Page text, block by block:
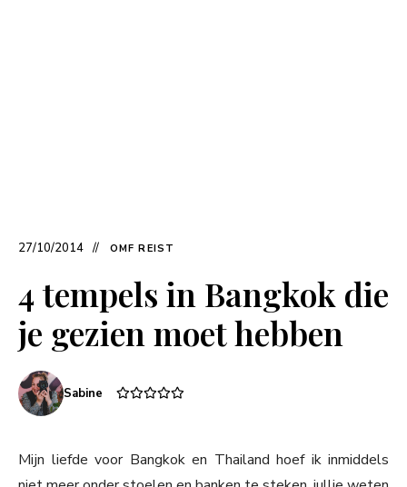
27/10/2014 OMF REIST
4 tempels in Bangkok die
je gezien moet hebben
Sabine
Mijn liefde voor Bangkok en Thailand hoef ik inmiddels